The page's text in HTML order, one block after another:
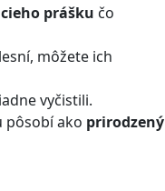
prášku čo
môžete ich
vyčistili.
pôsobí ako prirodzený